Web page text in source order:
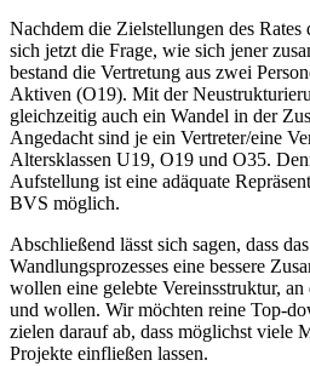
Nachdem die Zielstellungen des
sich jetzt die Frage, wie sich jener
bestand die Vertretung aus zwei
Aktiven (O19). Mit der
gleichzeitig auch ein Wandel in der
Angedacht sind je ein Vertreter/eine
Altersklassen U19, O19 und O35.
Aufstellung ist eine adäquate
BVS möglich.
Abschließend lässt sich sagen, dass
Wandlungsprozesses eine bessere
wollen eine gelebte Vereinsstruktur,
und wollen. Wir möchten reine Top-
zielen darauf ab, dass möglichst viele
Projekte einfließen lassen.